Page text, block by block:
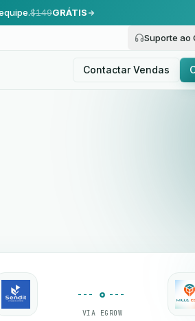
$149GRÁTIS
Suporte ao
Contactar Vendas
VIA EGROW